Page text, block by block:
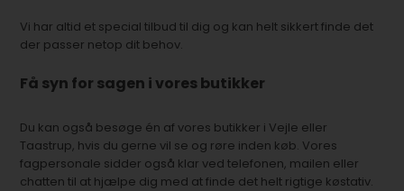
Vi har altid et special tilbud til dig og kan helt sikkert finde det
der passer netop dit behov.
Få syn for sagen i vores butikker
Du kan også besøge én af vores butikker i Vejle eller
Taastrup, hvis du gerne vil se og røre inden køb. Vores
fagpersonale sidder også klar ved telefonen, mailen eller
chatten til at hjælpe dig med at finde det helt rigtige køstativ.